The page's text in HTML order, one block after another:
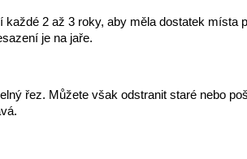
2 až 3 roky, aby měla dostatek místa
je na jaře.
řez. Můžete však odstranit staré nebo